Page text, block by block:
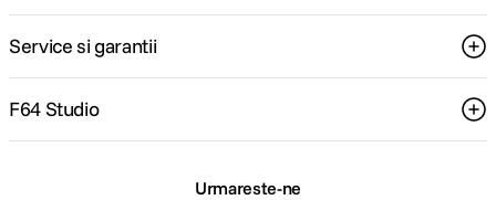
Service si garantii
F64 Studio
Urmareste-ne